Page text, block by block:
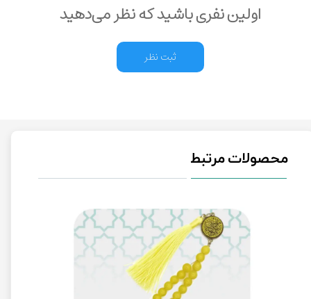
اولین نفری باشید که نظر می‌دهید
ثبت نظر
محصولات مرتبط